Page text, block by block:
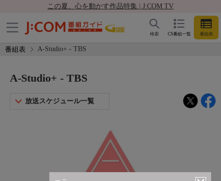
この夏、心を動かす作品特集 | J:COM TV
CS番組一覧 番組表
検索
番組表 A-Studio+ - TBS
A-Studio+ - TBS
放送スケジュール一覧